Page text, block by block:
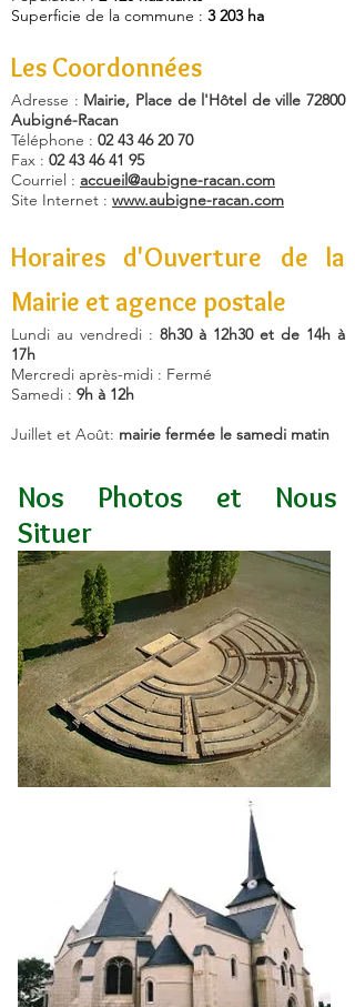
Superficie de la commune : 3 203 ha
Les Coordonnées
Adresse : Mairie, Place de l'Hôtel de ville 72800
Aubigné-Racan
Téléphone : 02 43 46 20 70
Fax : 02 43 46 41 95
Courriel : accueil@aubigne-racan.com
Site Internet : www.aubigne-racan.com
Horaires d'Ouverture de la
Mairie et agence postale
Lundi au vendredi : 8h30 à 12h30 et de 14h à
17h
Mercredi après-midi : Fermé
Samedi : 9h à 12h
Juillet et Août: mairie fermée le samedi matin
Nos Photos et Nous
Situer